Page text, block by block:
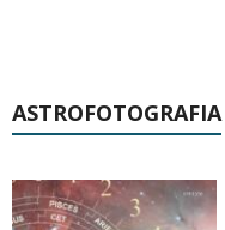
ASTROFOTOGRAFIA